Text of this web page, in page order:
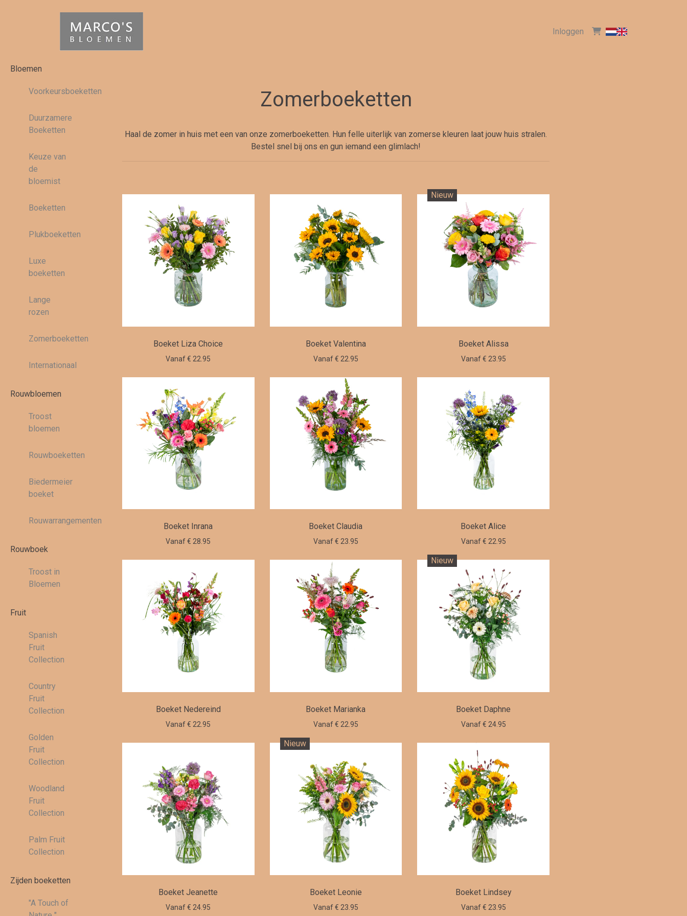
Inloggen
Bloemen
Voorkeursboeketten
Duurzamere
Boeketten
Keuze van
de
bloemist
Boeketten
Plukboeketten
Luxe
boeketten
Lange
rozen
Zomerboeketten
Internationaal
Rouwbloemen
Troost
bloemen
Rouwboeketten
Biedermeier
boeket
Rouwarrangementen
Rouwboek
Troost in
Bloemen
Fruit
Spanish
Fruit
Collection
Country
Fruit
Collection
Golden
Fruit
Collection
Woodland
Fruit
Collection
Palm Fruit
Collection
Zijden boeketten
"A Touch of
Zomerboeketten
Haal de zomer in huis met een van onze zomerboeketten. Hun felle uiterlijk van zomerse kleuren laat jouw huis stralen.
Bestel snel bij ons en gun iemand een glimlach!
Boeket Liza Choice
Vanaf € 22.95
Boeket Valentina
Vanaf € 22.95
Nieuw
Boeket Alissa
Vanaf € 23.95
Boeket Inrana
Vanaf € 28.95
Boeket Claudia
Vanaf € 23.95
Boeket Alice
Vanaf € 22.95
Boeket Nedereind
Vanaf € 22.95
Boeket Marianka
Vanaf € 22.95
Nieuw
Boeket Daphne
Vanaf € 24.95
Boeket Jeanette
Vanaf € 24.95
Nieuw
Boeket Leonie
Vanaf € 23.95
Boeket Lindsey
Vanaf € 23.95